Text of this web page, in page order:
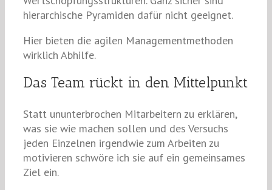
hierarchische Pyramiden dafür nicht geeignet.
Hier bieten die agilen Managementmethoden
wirklich Abhilfe.
Das Team rückt in den Mittelpunkt
Statt ununterbrochen Mitarbeitern zu erklären,
was sie wie machen sollen und des Versuchs
jeden Einzelnen irgendwie zum Arbeiten zu
motivieren schwöre ich sie auf ein gemeinsames
Ziel ein.